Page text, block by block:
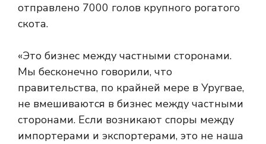
отправлено 7000 голов крупного рогатого
скота.
«Это бизнес между частными сторонами.
Мы бесконечно говорили, что
правительства, по крайней мере в Уругвае,
не вмешиваются в бизнес между частными
сторонами. Если возникают споры между
импортерами и экспортерами, это не наша